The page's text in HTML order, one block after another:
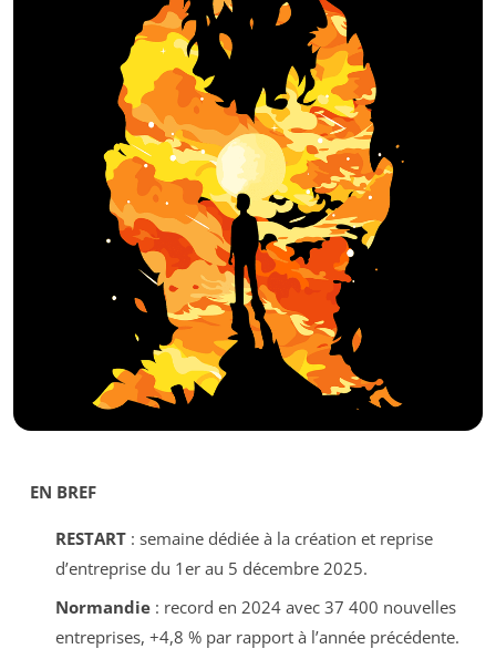
EN BREF
RESTART: semaine dédiée à la création et reprise
d’entreprise du 1er au 5 décembre 2025.
Normandie: record en 2024 avec 37 400 nouvelles
entreprises, +4,8 % par rapport à l’année précédente.